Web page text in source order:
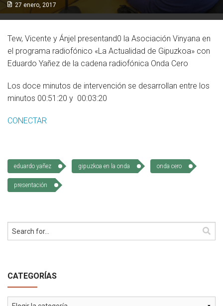
Socios de Número
Colaboramos con
Nuestra propuesta de formación
Realizadas
Noticias
Contacto
Cómo Colaborar
27 enero, 2017
Tew, Vicente y Ánjel presentand0 la Asociación Vinyana en
el programa radiofónico «La Actualidad de Gipuzkoa» con
Eduardo Yañez de la cadena radiofónica Onda Cero
Los doce minutos de intervención se desarrollan entre los
minutos 00:51:20 y 00:03:20
CONECTAR
eduardo yañez gipuzkoa en la onda onda cero
presentación
CATEGORÍAS
Categorías